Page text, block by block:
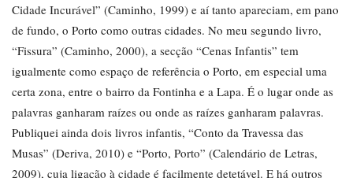
Cidade Incurável” (Caminho, 1999) e aí tanto apareciam, em pano
de fundo, o Porto como outras cidades. No meu segundo livro,
“Fissura” (Caminho, 2000), a secção “Cenas Infantis” tem
igualmente como espaço de referência o Porto, em especial uma
certa zona, entre o bairro da Fontinha e a Lapa. É o lugar onde as
palavras ganharam raízes ou onde as raízes ganharam palavras.
Publiquei ainda dois livros infantis, “Conto da Travessa das
Musas” (Deriva, 2010) e “Porto, Porto” (Calendário de Letras,
2009), cuja ligação à cidade é facilmente detetável. E há outros